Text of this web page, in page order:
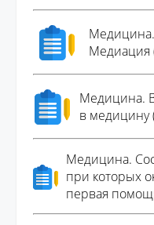
Медицина.
Медиация
Медицина.
в медицину
Медицина.
при которых
первая